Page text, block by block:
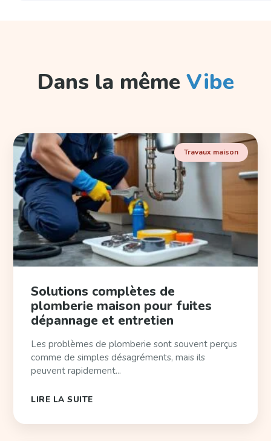
Dans la même Vibe
Travaux maison
Solutions complètes de
plomberie maison pour fuites
dépannage et entretien
Les problèmes de plomberie sont souvent perçus
comme de simples désagréments, mais ils
peuvent rapidement...
LIRE LA SUITE